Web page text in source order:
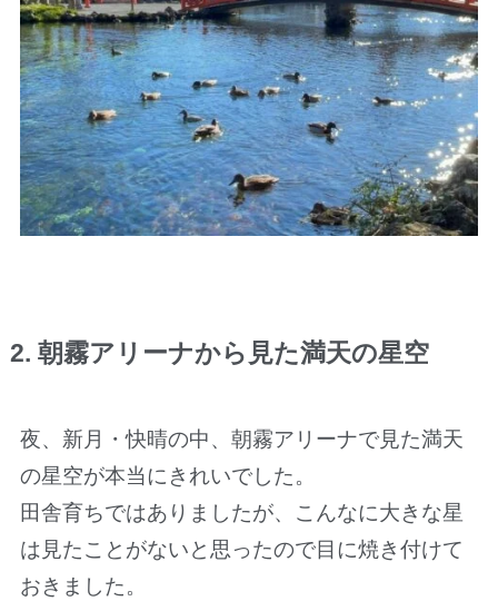
2. 朝霧アリーナから見た満天の星空
夜、新月・快晴の中、朝霧アリーナで見た満天
の星空が本当にきれいでした。
田舎育ちではありましたが、こんなに大きな星
は見たことがないと思ったので目に焼き付けて
おきました。